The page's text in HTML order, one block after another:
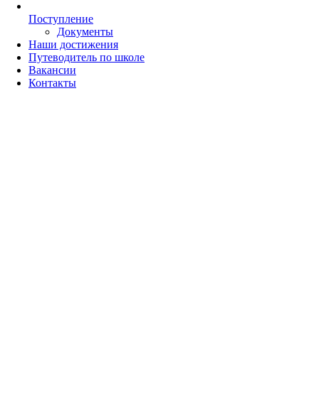
Поступление
Документы
Наши достижения
Путеводитель по школе
Вакансии
Контакты